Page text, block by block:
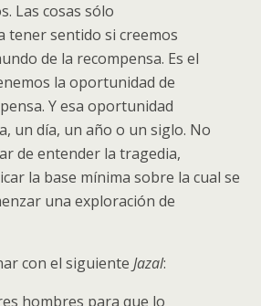
Las cosas sólo
tener sentido si creemos
de la recompensa. Es el
la oportunidad de
Y esa oportunidad
un día, un año o un siglo. No
de entender la tragedia,
la base mínima sobre la cual se
una exploración de
con el siguiente Jazal:
hombres para que lo